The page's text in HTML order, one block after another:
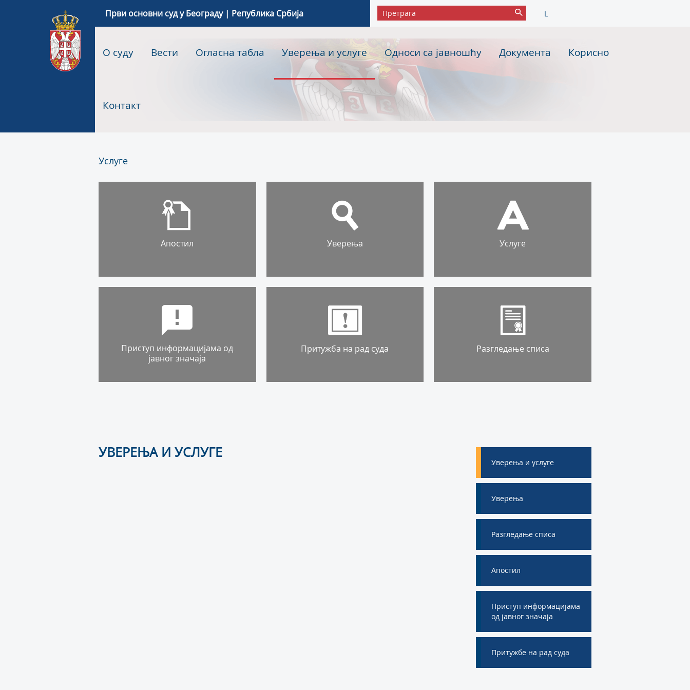
Први основни суд у Београду | Република Србија L
О суду Вести Огласна табла Уверења и услуге Односи са јавношћу Документа Корисно
Контакт
Услуге
Апостил Уверења Услуге
Приступ информацијама од
јавног значаја
Притужба на рад суда Разгледање списа
Уверења и услуге
Уверења
Разгледање списа
Апостил
Приступ информацијама
од јавног значаја
Притужбе на рад суда
УВЕРЕЊА И УСЛУГЕ